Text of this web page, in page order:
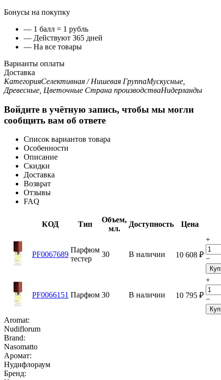
Бонусы на покупку
— 1 балл = 1 рубль
— Действуют 365 дней
— На все товары
Варианты оплаты
Доставка
КатегорияСелективная / Нишевая ГруппаМускусные,
Древесные, Цветочные Страна производстваНидерланды
Войдите в учётную запись, чтобы мы могли
сообщить вам об ответе
Список вариантов товара
Особенности
Описание
Скидки
Доставка
Возврат
Отзывы
FAQ
КОД Тип
Объем,
мл.
Доступность Цена
PF0067689
Парфюм
тестер
30 В наличии 10 608 ₽
+
−
PF0066151 Парфюм 30 В наличии 10 795 ₽
+
−
Aromat:
Nudiflorum
Brand:
Nasomatto
Аромат:
Нудифлораум
Бренд: